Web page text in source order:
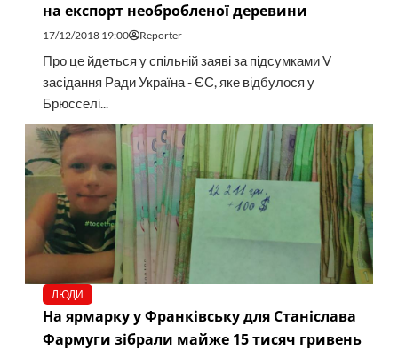
на експорт необробленої деревини
17/12/2018 19:00 Reporter
Про це йдеться у спільній заяві за підсумками V
засідання Ради Україна - ЄС, яке відбулося у
Брюсселі...
ЛЮДИ
На ярмарку у Франківську для Станіслава
Фармуги зібрали майже 15 тисяч гривень